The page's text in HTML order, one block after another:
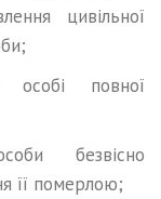
цивільної
особі повної
безвісно
її померлою;